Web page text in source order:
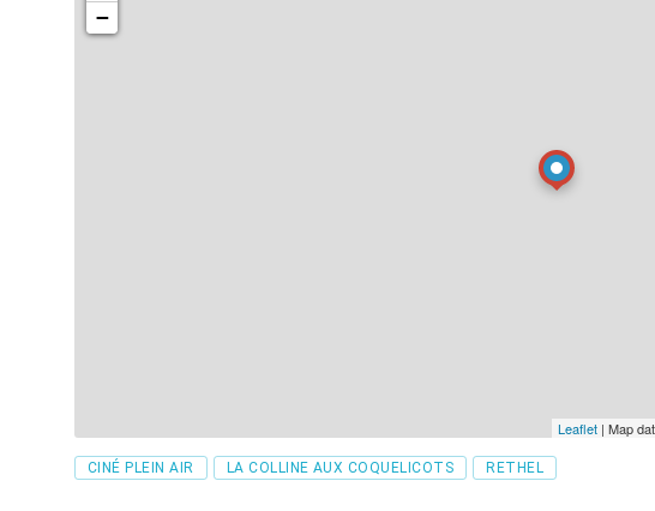
−
Leaflet | Map
Tags
CINÉ PLEIN AIR LA COLLINE AUX COQUELICOTS RETHEL